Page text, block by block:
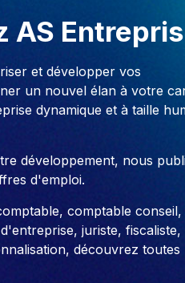
AS
et développer vos
un nouvel élan à votre
dynamique et à taille
développement, nous
d'emploi.
comptable conseil,
juriste, fiscaliste,
découvrez toutes